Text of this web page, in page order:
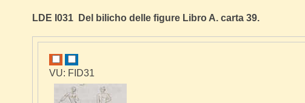
LDE I031 Del bilicho delle figure Libro A. carta 39.
VU: FID31